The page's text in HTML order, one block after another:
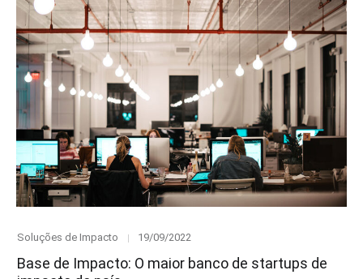
Category
Soluções de Impacto
Posted
19/09/2022
Base de Impacto: O maior banco de startups de